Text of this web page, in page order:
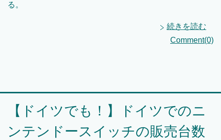
る。
続きを読む
Comment(0)
【ドイツでも！】ドイツでのニ
ンテンドースイッチの販売台数